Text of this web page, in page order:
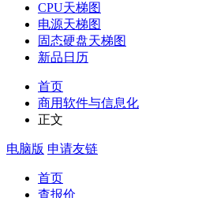
CPU天梯图
电源天梯图
固态硬盘天梯图
新品日历
首页
商用软件与信息化
正文
电脑版 申请友链
首页
查报价